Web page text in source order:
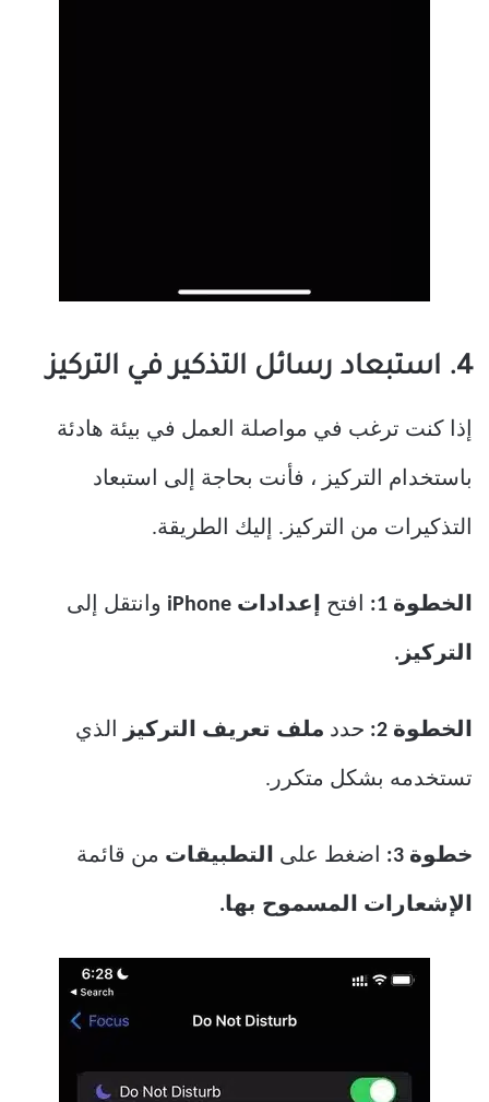
4. استبعاد رسائل التذكير في التركيز
إذا كنت ترغب في مواصلة العمل في بيئة هادئة
باستخدام التركيز ، فأنت بحاجة إلى استبعاد
التذكيرات من التركيز. إليك الطريقة.
الخطوة 1: افتح إعدادات iPhone وانتقل إلى
التركيز.
الخطوة 2: حدد ملف تعريف التركيز الذي
تستخدمه بشكل متكرر.
خطوة 3: اضغط على التطبيقات من قائمة
الإشعارات المسموح بها.